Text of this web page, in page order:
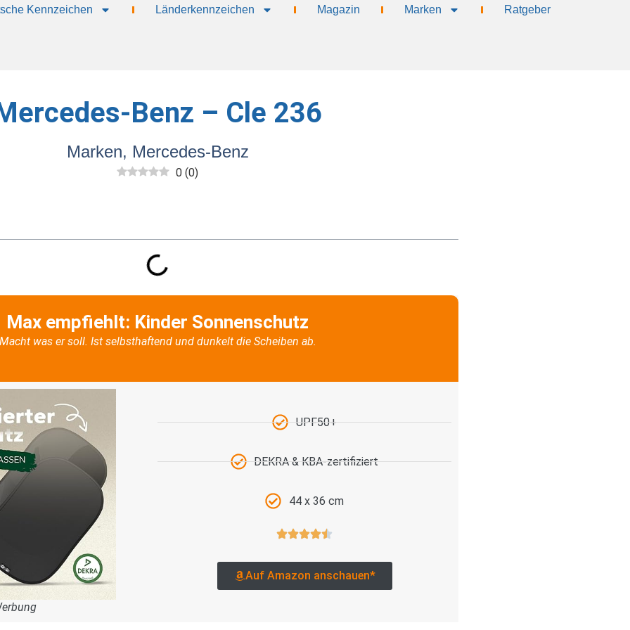
Kennzeichen Länderkennzeichen Magazin Marken Ratgeber
Benz – Cle 236
Marken, Mercedes-Benz
0 (0)
Max empfiehlt: Kinder Sonnenschutz
was er soll. Ist selbsthaftend und dunkelt die Scheiben ab.
UPF50+
DEKRA & KBA-zertifiziert
44 x 36 cm
Auf Amazon anschauen*